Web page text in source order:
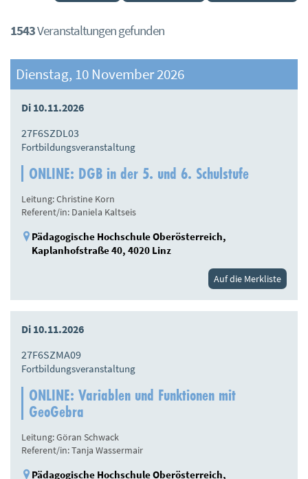
1543Veranstaltungen gefunden
Dienstag, 10 November 2026
Di 10.11.2026
27F6SZDL03
Fortbildungsveranstaltung
ONLINE: DGB in der 5. und 6. Schulstufe
Leitung: Christine Korn
Referent/in: Daniela Kaltseis
Pädagogische Hochschule Oberösterreich,
Kaplanhofstraße 40, 4020 Linz
Auf die Merkliste
Di 10.11.2026
27F6SZMA09
Fortbildungsveranstaltung
ONLINE: Variablen und Funktionen mit
GeoGebra
Leitung: Göran Schwack
Referent/in: Tanja Wassermair
Pädagogische Hochschule Oberösterreich,